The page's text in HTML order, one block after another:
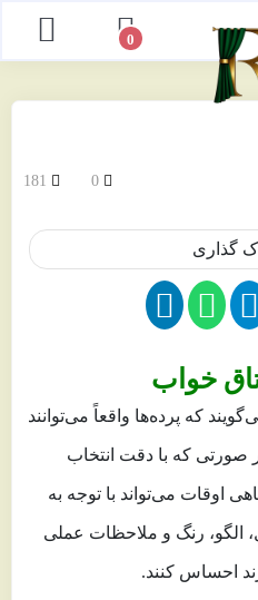
0
گذاری
خواب
که پرده‌ها واقعاً می‌توانند
در صورتی که با دقت انتخاب
اوقات می‌تواند با توجه به
الگو، رنگ و ملاحظات عملی
احساس کنند.